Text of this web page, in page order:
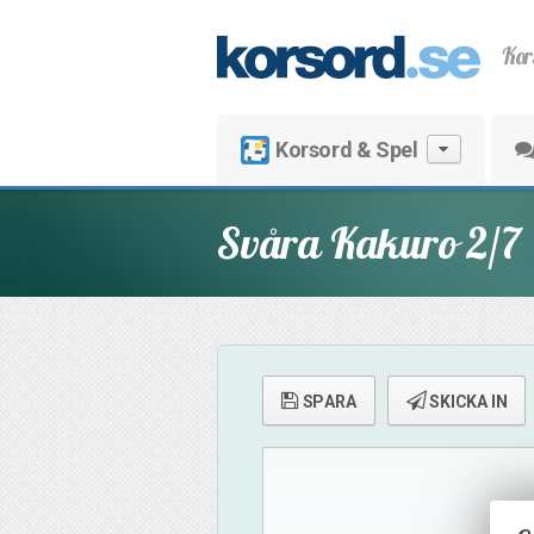
Korsord & Spel
Svåra Kakuro 2/7
SPARA SKICKA IN